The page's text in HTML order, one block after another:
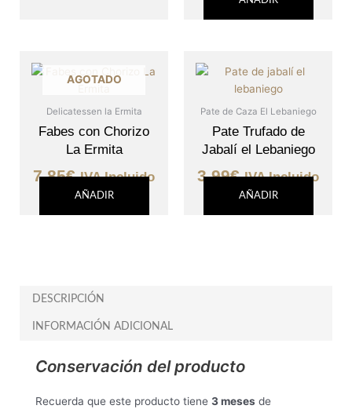
AGOTADO
Delicatessen la Ermita
Fabes con Chorizo
La Ermita
7,85€ IVA Incluido
AÑADIR
Pate de Caza El Lebaniego
Pate Trufado de
Jabalí el Lebaniego
3,99€ IVA Incluido
AÑADIR
DESCRIPCIÓN
INFORMACIÓN ADICIONAL
Conservación del producto
Recuerda que este producto tiene 3 meses de